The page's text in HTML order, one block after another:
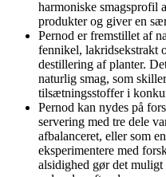
harmoniske smagsprofil
produkter og giver en
Pernod er fremstillet af
fennikel, lakridsekstrakt
destillering af planter.
naturlig smag, som
tilsætningsstoffer i
Pernod kan nydes på
servering med tre dele
afbalanceret, eller som
eksperimentere med
alsidighed gør det muligt